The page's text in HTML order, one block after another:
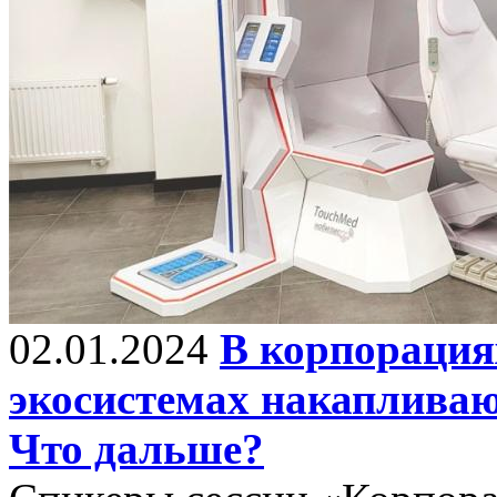
02.01.2024 В
экосистемах
Что дальше?